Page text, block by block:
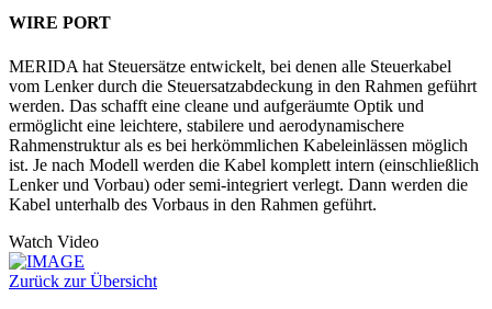
WIRE PORT
MERIDA hat Steuersätze entwickelt, bei denen alle Steuerkabel
vom Lenker durch die Steuersatzabdeckung in den Rahmen geführt
werden. Das schafft eine cleane und aufgeräumte Optik und
ermöglicht eine leichtere, stabilere und aerodynamischere
Rahmenstruktur als es bei herkömmlichen Kabeleinlässen möglich
ist. Je nach Modell werden die Kabel komplett intern (einschließlich
Lenker und Vorbau) oder semi-integriert verlegt. Dann werden die
Kabel unterhalb des Vorbaus in den Rahmen geführt.
Watch Video
Zurück zur Übersicht